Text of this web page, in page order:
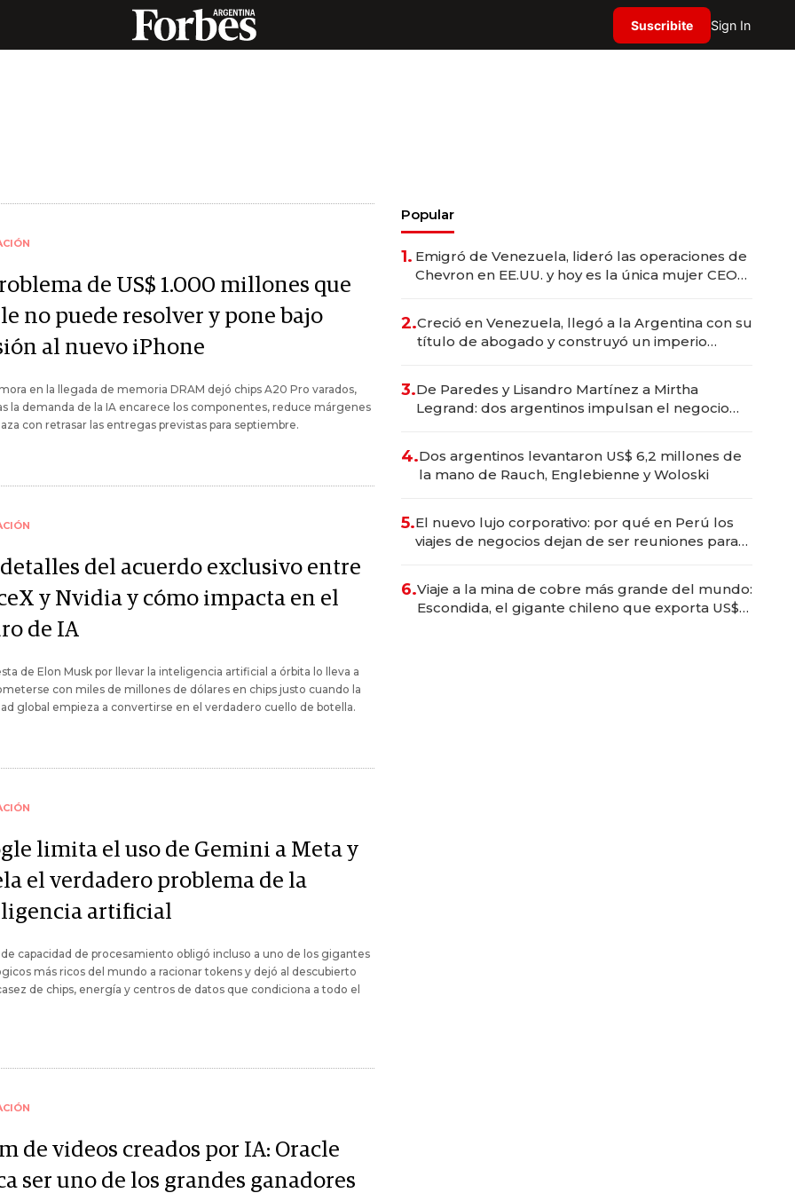
Suscribite Sign In
de US$ 1.000 millones que
no puede resolver y pone bajo
al nuevo iPhone
en la llegada de memoria DRAM dejó chips A20 Pro varados,
la demanda de la IA encarece los componentes, reduce márgenes
con retrasar las entregas previstas para septiembre.
del acuerdo exclusivo entre
y Nvidia y cómo impacta en el
de IA
de Elon Musk por llevar la inteligencia artificial a órbita lo lleva a
con miles de millones de dólares en chips justo cuando la
global empieza a convertirse en el verdadero cuello de botella.
limita el uso de Gemini a Meta y
el verdadero problema de la
artificial
de capacidad de procesamiento obligó incluso a uno de los gigantes
más ricos del mundo a racionar tokens y dejó al descubierto
de chips, energía y centros de datos que condiciona a todo el
de videos creados por IA: Oracle
ser uno de los grandes ganadores
Popular
1. Emigró de Venezuela, lideró las operaciones de
Chevron en EE.UU. y hoy es la única mujer CEO
2.Creció en Venezuela, llegó a la Argentina con su
título de abogado y construyó un imperio
3.De Paredes y Lisandro Martínez a Mirtha
Legrand: dos argentinos impulsan el negocio
4.Dos argentinos levantaron US$ 6,2 millones de
la mano de Rauch, Englebienne y Woloski
5.El nuevo lujo corporativo: por qué en Perú los
viajes de negocios dejan de ser reuniones para
6.Viaje a la mina de cobre más grande del mundo:
Escondida, el gigante chileno que exporta US$